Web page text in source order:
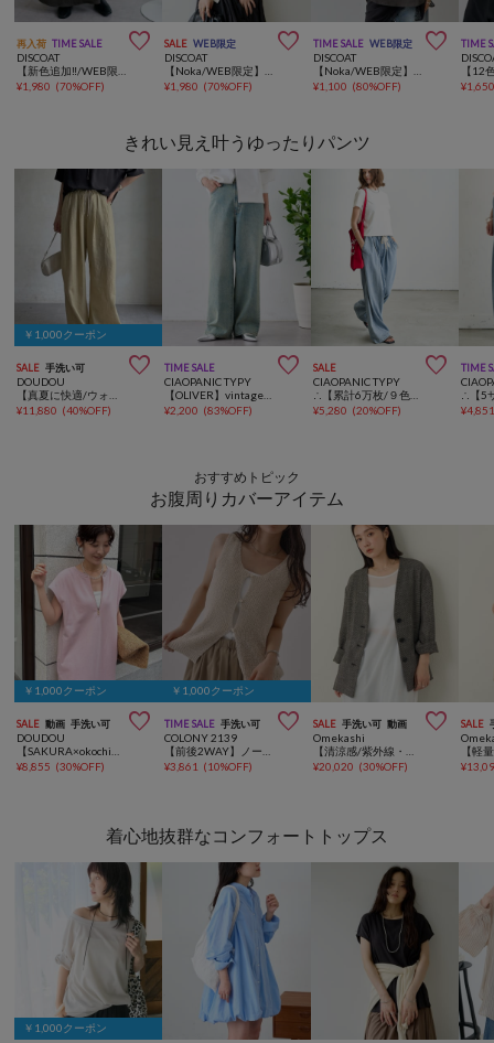
再入荷 TIME SALE 
DISCOAT
¥1,980 (70%OFF)
SALE WEB限定 
DISCOAT
¥1,980 (70%OFF)
TIME SALE WEB限定 
DISCOAT
¥1,100 (80%OFF)
TIME
¥
きれい見え叶うゆったりパンツ
￥1,000クーポン
SALE 手洗い可 
DOUDOU
¥11,880 (40%OFF)
TIME SALE 
CIAOPANIC TYPY
¥2,200 (83%OFF)
SALE 
CIAOPANIC TYPY
¥5,280 (20%OFF)
TIME
¥
おすすめトピック
お腹周りカバーアイテム
￥1,000クーポン
SALE 動画 手洗い可 
DOUDOU
¥8,855 (30%OFF)
￥1,000クーポン
TIME SALE 手洗い可 
COLONY 2139
¥3,861 (10%OFF)
SALE 手洗い可 動画 
Omekashi
¥20,020 (30%OFF)
SALE
¥
着心地抜群なコンフォートトップス
￥1,000クーポン